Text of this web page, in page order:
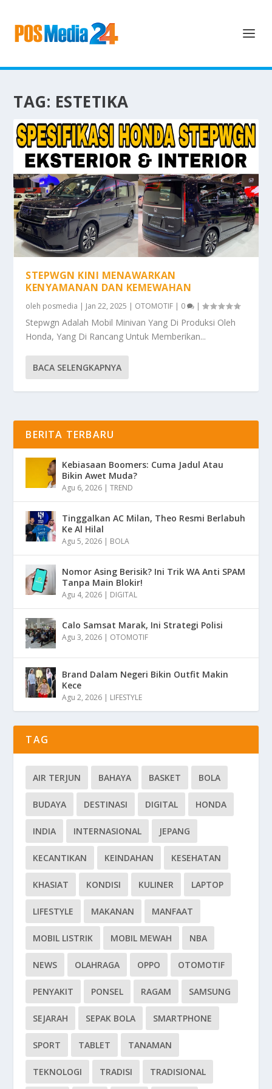
TAG: ESTETIKA
STEPWGN KINI MENAWARKAN
KENYAMANAN DAN KEMEWAHAN
oleh posmedia | Jan 22, 2025 | OTOMOTIF | 0 |
Stepwgn Adalah Mobil Minivan Yang Di Produksi Oleh
Honda, Yang Di Rancang Untuk Memberikan...
BACA SELENGKAPNYA
BERITA TERBARU
Kebiasaan Boomers: Cuma Jadul Atau
Bikin Awet Muda?
Agu 6, 2026 |TREND
Tinggalkan AC Milan, Theo Resmi Berlabuh
Ke Al Hilal
Agu 5, 2026 | BOLA
Nomor Asing Berisik? Ini Trik WA Anti SPAM
Tanpa Main Blokir!
Agu 4, 2026 | DIGITAL
Calo Samsat Marak, Ini Strategi Polisi
Agu 3, 2026 | OTOMOTIF
Brand Dalam Negeri Bikin Outfit Makin
Kece
Agu 2, 2026 | LIFESTYLE
TAG
AIR TERJUN BAHAYA BASKET BOLA
BUDAYA DESTINASI DIGITAL HONDA
INDIA INTERNASIONAL JEPANG
KECANTIKAN KEINDAHAN KESEHATAN
KHASIAT KONDISI KULINER LAPTOP
LIFESTYLE MAKANAN MANFAAT
MOBIL LISTRIK MOBIL MEWAH NBA
NEWS OLAHRAGA OPPO OTOMOTIF
PENYAKIT PONSEL RAGAM SAMSUNG
SEJARAH SEPAK BOLA SMARTPHONE
SPORT TABLET TANAMAN
TEKNOLOGI TRADISI TRADISIONAL